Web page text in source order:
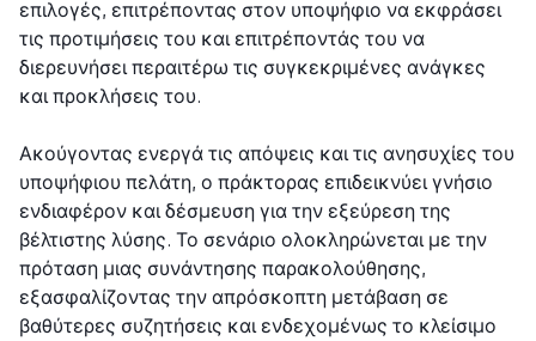
επιλογές, επιτρέποντας στον υποψήφιο να εκφράσει
τις προτιμήσεις του και επιτρέποντάς του να
διερευνήσει περαιτέρω τις συγκεκριμένες ανάγκες
και προκλήσεις του.
Ακούγοντας ενεργά τις απόψεις και τις ανησυχίες του
υποψήφιου πελάτη, ο πράκτορας επιδεικνύει γνήσιο
ενδιαφέρον και δέσμευση για την εξεύρεση της
βέλτιστης λύσης. Το σενάριο ολοκληρώνεται με την
πρόταση μιας συνάντησης παρακολούθησης,
εξασφαλίζοντας την απρόσκοπτη μετάβαση σε
βαθύτερες συζητήσεις και ενδεχομένως το κλείσιμο